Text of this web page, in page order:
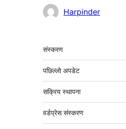
योगदानकर्ताहरू
Harpinder
मेटा
संस्करण
पछिल्लो अपडेट
सक्रिय स्थापना
वर्डप्रेस संस्करण